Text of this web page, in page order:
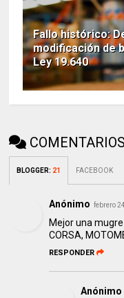
Fallo histórico:
modificación de
Ley 19.640
COMENTARIOS
BLOGGER: 21 FACEBOOK
Anónimo febrero
Mejor una
CORSA,
RESPONDER
Anónimo